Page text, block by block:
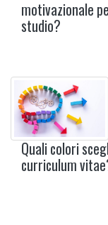
motivazionale
studio?
Quali colori
curriculum